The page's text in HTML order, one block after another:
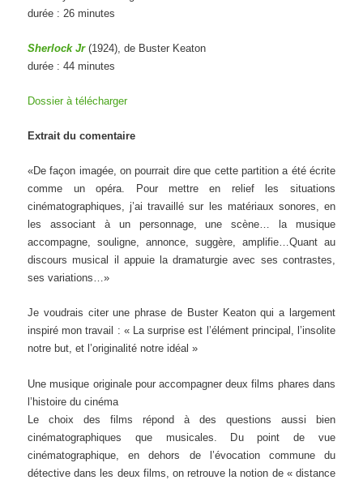
durée : 26 minutes
Sherlock Jr (1924), de Buster Keaton
durée : 44 minutes
Dossier à télécharger
Extrait du comentaire
«De façon imagée, on pourrait dire que cette partition a été écrite
comme un opéra. Pour mettre en relief les situations
cinématographiques, j’ai travaillé sur les matériaux sonores, en
les associant à un personnage, une scène… la musique
accompagne, souligne, annonce, suggère, amplifie…Quant au
discours musical il appuie la dramaturgie avec ses contrastes,
ses variations…»
Je voudrais citer une phrase de Buster Keaton qui a largement
inspiré mon travail : « La surprise est l’élément principal, l’insolite
notre but, et l’originalité notre idéal »
Une musique originale pour accompagner deux films phares dans
l’histoire du cinéma
Le choix des films répond à des questions aussi bien
cinématographiques que musicales. Du point de vue
cinématographique, en dehors de l’évocation commune du
détective dans les deux films, on retrouve la notion de « distance